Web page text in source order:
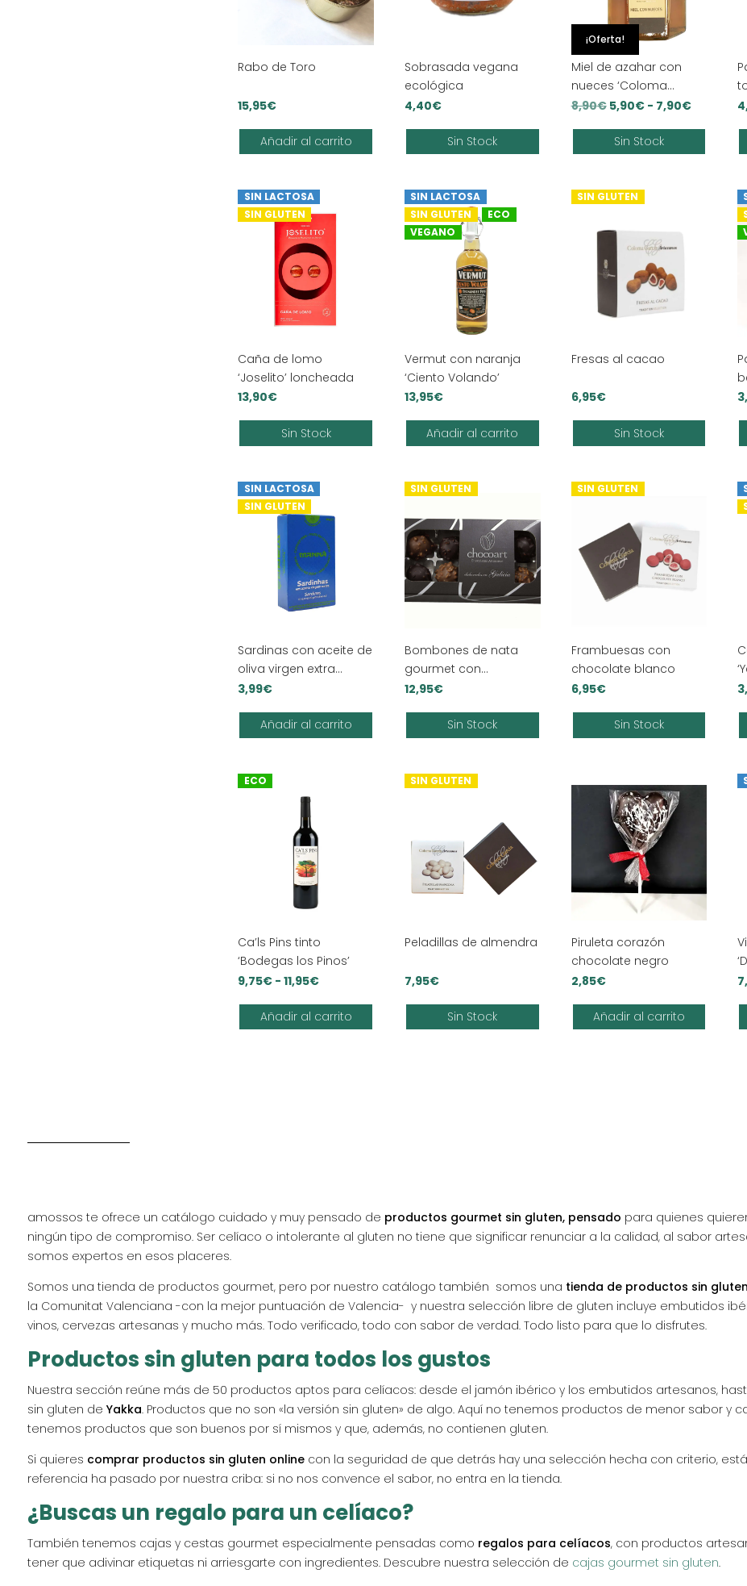
Rabo de Toro
15,95€
Añadir al carrito
Sobrasada vegana
ecológica
4,40€
Sin Stock
¡Oferta!
Miel de azahar con
nueces ‘Coloma
García’
8,90€ 5,90€ - 7,90€Rango
de
Sin Stock
SIN LACTOSA
SIN GLUTEN
Caña de lomo
‘Joselito’ loncheada
13,90€
Sin Stock
SIN LACTOSA
SIN GLUTEN
ECO
VEGANO
Vermut con naranja
‘Ciento Volando’
13,95€
Añadir al carrito
SIN GLUTEN
Fresas al cacao
6,95€
Sin Stock
SIN LACTOSA
SIN GLUTEN
Sardinas con aceite de
oliva virgen extra
Manná
3,99€
Añadir al carrito
SIN GLUTEN
Bombones de nata
gourmet con
cobertura de
de leche
12,95€
Sin Stock
SIN GLUTEN
Frambuesas con
chocolate blanco
6,95€
Sin Stock
ECO
Ca’ls Pins tinto
‘Bodegas los Pinos’
9,75€ - 11,95€Rango
de
precios:
Añadir al carrito
SIN GLUTEN
Peladillas de almendra
7,95€
Sin Stock
Piruleta corazón
chocolate negro
2,85€
Añadir al carrito
amossos te ofrece un catálogo cuidado y muy pensado de productos gourmet sin gluten, pensado para quienes
ningún tipo de compromiso. Ser celíaco o intolerante al gluten no tiene que significar renunciar a la calidad, al sabor
somos expertos en esos placeres.
Somos una tienda de productos gourmet, pero por nuestro catálogo también somos una tienda de productos sin
la Comunitat Valenciana -con la mejor puntuación de Valencia- y nuestra selección libre de gluten incluye embutidos
vinos, cervezas artesanas y mucho más. Todo verificado, todo con sabor de verdad. Todo listo para que lo disfrutes.
Productos sin gluten para todos los gustos
Nuestra sección reúne más de 50 productos aptos para celíacos: desde el jamón ibérico y los embutidos artesanos,
sin gluten de Yakka. Productos que no son «la versión sin gluten» de algo. Aquí no tenemos productos de menor sabor y
tenemos productos que son buenos por sí mismos y que, además, no contienen gluten.
Si quieres comprar productos sin gluten onlinecon la seguridad de que detrás hay una selección hecha con criterio,
referencia ha pasado por nuestra criba: si no nos convence el sabor, no entra en la tienda.
¿Buscas un regalo para un celíaco?
También tenemos cajas y cestas gourmet especialmente pensadas como regalos para celíacos, con productos
tener que adivinar etiquetas ni arriesgarte con ingredientes. Descubre nuestra selección de cajas gourmet sin gluten.